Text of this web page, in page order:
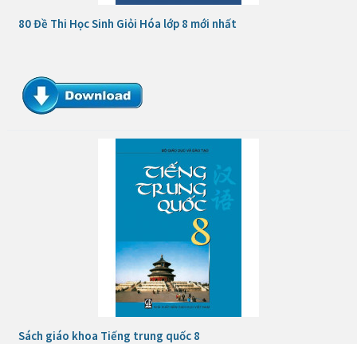
80 Đề Thi Học Sinh Giỏi Hóa lớp 8 mới nhất
Sách giáo khoa Tiếng trung quốc 8